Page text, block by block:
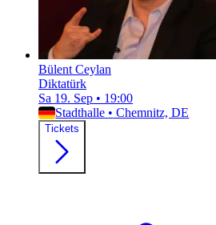
Bülent Ceylan
Diktatürk
Sa 19. Sep • 19:00
Stadthalle • Chemnitz, DE
Tickets